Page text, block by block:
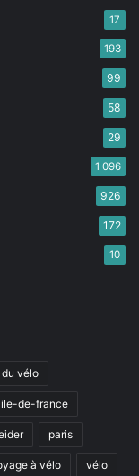
17
193
99
58
29
1 096
926
172
10
du vélo
ile-de-france
paris
à vélo vélo